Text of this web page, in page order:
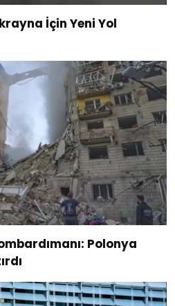
İçin Yeni Yol
Polonya